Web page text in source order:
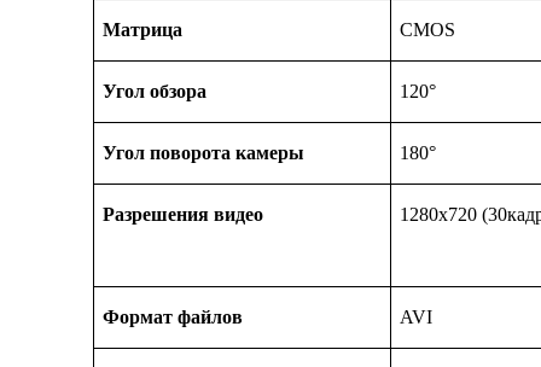
Матрица CMOS
Угол обзора 120°
Угол поворота камеры 180°
Разрешения видео 1280х720
Формат файлов AVI